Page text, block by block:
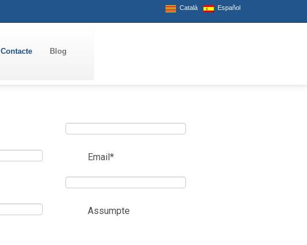
Català Español
Contacte Blog
Email*
Assumpte